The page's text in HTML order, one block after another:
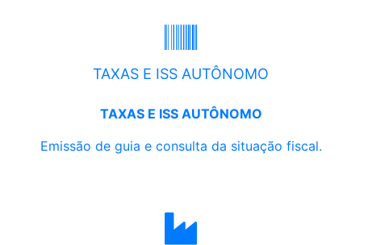
TAXAS E ISS AUTÔNOMO
TAXAS E ISS AUTÔNOMO
Emissão de guia e consulta da situação fiscal.